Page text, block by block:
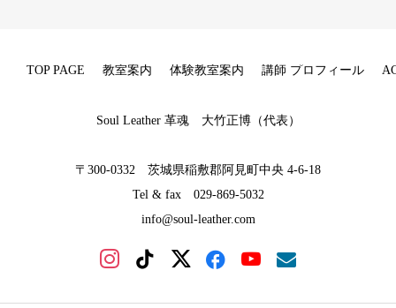
TOP PAGE 教室案内 体験教室案内 講師 プロフィール
Soul Leather 革魂 大竹正博（代表）
〒300-0332 茨城県稲敷郡阿見町中央 4-6-18
Tel & fax 029-869-5032
info@soul-leather.com